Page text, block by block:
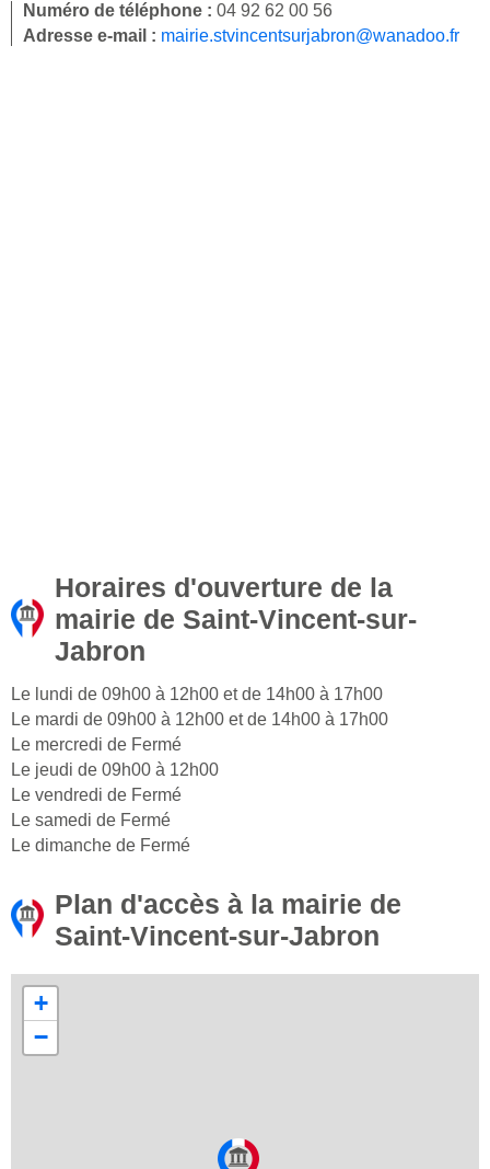
Numéro de téléphone : 04 92 62 00 56
Adresse e-mail : mairie.stvincentsurjabron@wanadoo.fr
Horaires d'ouverture de la
mairie de Saint-Vincent-sur-
Jabron
Le lundi de 09h00 à 12h00 et de 14h00 à 17h00
Le mardi de 09h00 à 12h00 et de 14h00 à 17h00
Le mercredi de Fermé
Le jeudi de 09h00 à 12h00
Le vendredi de Fermé
Le samedi de Fermé
Le dimanche de Fermé
Plan d'accès à la mairie de
Saint-Vincent-sur-Jabron
+
−